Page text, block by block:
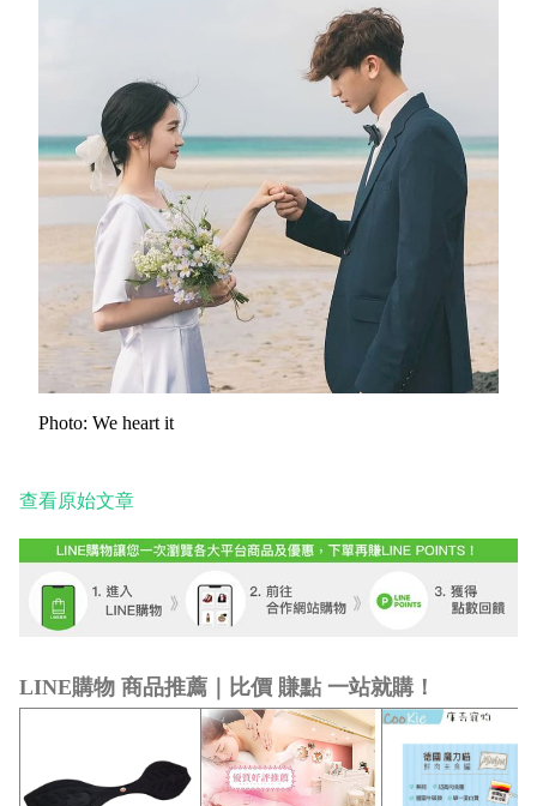
Photo: We heart it
查看原始文章
LINE購物 商品推薦｜比價 賺點 一站就購！